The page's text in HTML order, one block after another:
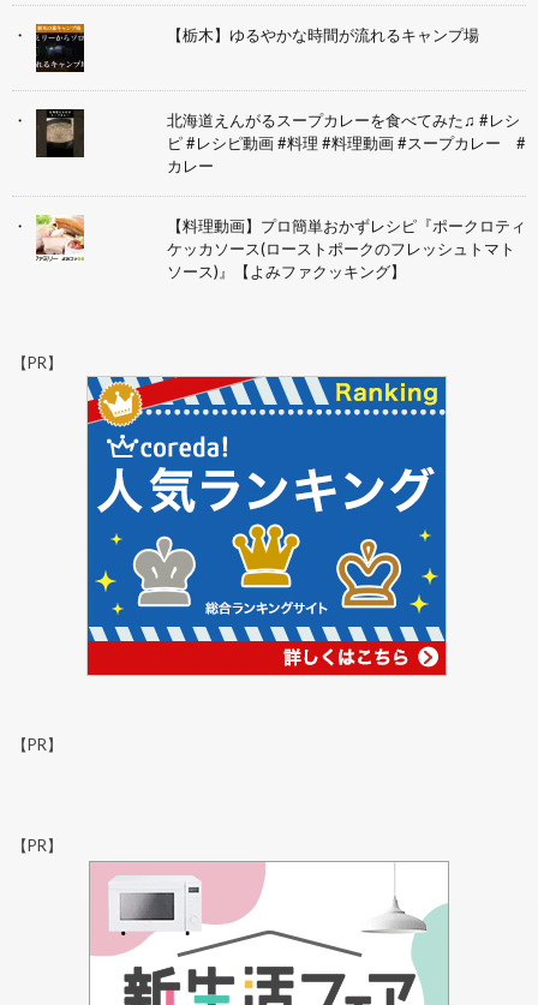
【栃木】ゆるやかな時間が流れるキャンプ場
北海道えんがるスープカレーを食べてみた♫ #レシ
ピ #レシピ動画 #料理 #料理動画 #スープカレー #
カレー
【料理動画】プロ簡単おかずレシピ『ポークロティ
ケッカソース(ローストポークのフレッシュトマト
ソース)』【よみファクッキング】
【PR】
【PR】
【PR】